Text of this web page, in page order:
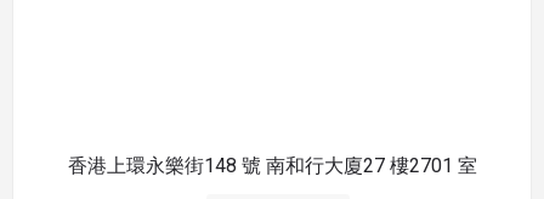
香港上環永樂街148 號 南和行大廈27 樓2701 室